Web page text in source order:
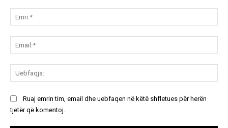
Ruaj emrin tim, email dhe uebfaqen në këtë shfletues për herën
tjetër që komentoj.